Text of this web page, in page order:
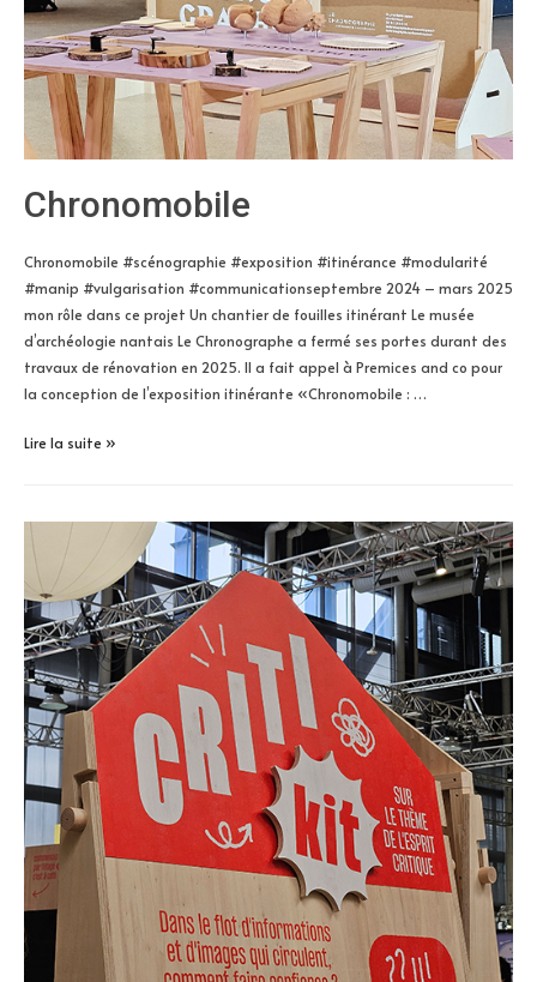
Chronomobile
Chronomobile #scénographie #exposition #itinérance #modularité
#manip #vulgarisation #communicationseptembre 2024 – mars 2025
mon rôle dans ce projet Un chantier de fouilles itinérant Le musée
d’archéologie nantais Le Chronographe a fermé ses portes durant des
travaux de rénovation en 2025. Il a fait appel à Premices and co pour
la conception de l’exposition itinérante «Chronomobile : …
Chronomobile
Lire la suite »